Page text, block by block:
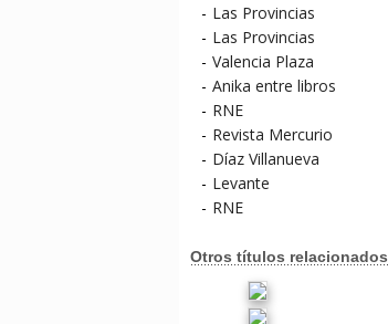
- Las Provincias
- Las Provincias
- Valencia Plaza
- Anika entre libros
- RNE
- Revista Mercurio
- Díaz Villanueva
- Levante
- RNE
Otros títulos relacionados